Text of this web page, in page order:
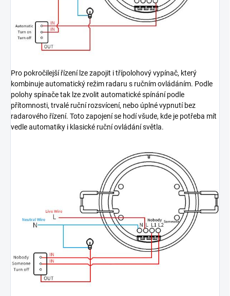
Pro pokročilejší řízení lze zapojit i třípolohový vypínač, který
kombinuje automatický režim radaru s ručním ovládáním. Podle
polohy spínače tak lze zvolit automatické spínání podle
přítomnosti, trvalé ruční rozsvícení, nebo úplné vypnutí bez
radarového řízení. Toto zapojení se hodí všude, kde je potřeba mít
vedle automatiky i klasické ruční ovládání světla.